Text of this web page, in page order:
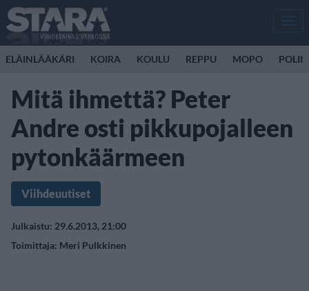
ELÄINLÄÄKÄRI KOIRA KOULU REPPU MOPO
Mitä ihmettä? Peter
Andre osti pikkupojalleen
pytonkäärmeen
Viihdeuutiset
Julkaistu: 29.6.2013, 21:00
Toimittaja: Meri Pulkkinen